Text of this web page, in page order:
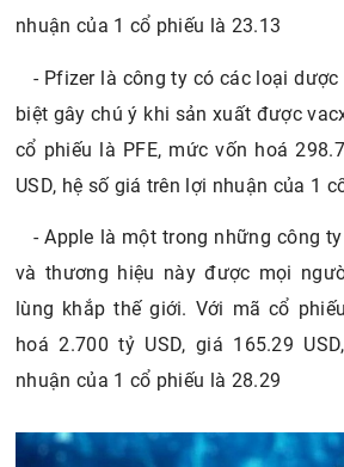
nhuận của 1 cổ phiếu là 23.13
- Pfizer là công ty có các loại
biệt gây chú ý khi sản xuất được
cổ phiếu là PFE, mức vốn hoá
USD, hệ số giá trên lợi nhuận của 1
- Apple là một trong những công
và thương hiệu này được mọi
lùng khắp thế giới. Với mã cổ
hoá 2.700 tỷ USD, giá 165.29
nhuận của 1 cổ phiếu là 28.29